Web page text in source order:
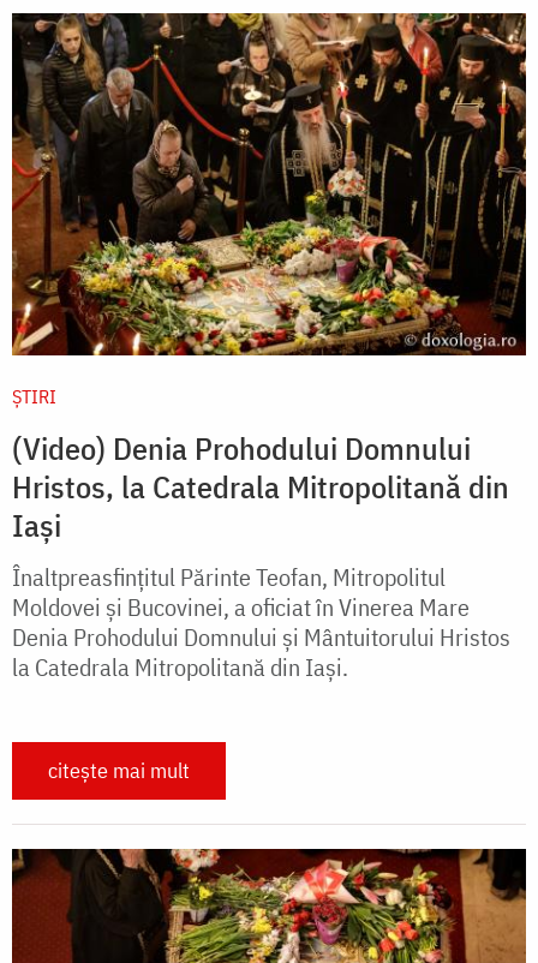
ȘTIRI
(Video) Denia Prohodului Domnului
Hristos, la Catedrala Mitropolitană din
Iași
Înaltpreasfințitul Părinte Teofan, Mitropolitul
Moldovei și Bucovinei, a oficiat în Vinerea Mare
Denia Prohodului Domnului și Mântuitorului Hristos
la Catedrala Mitropolitană din Iași.
citește mai mult